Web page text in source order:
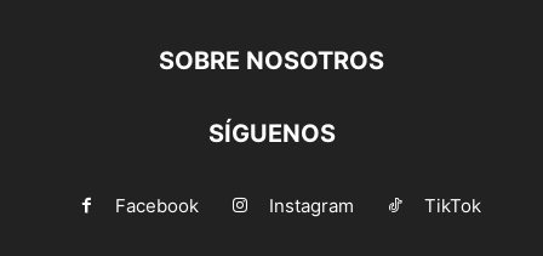
SOBRE NOSOTROS
SÍGUENOS
Facebook Instagram TikTok